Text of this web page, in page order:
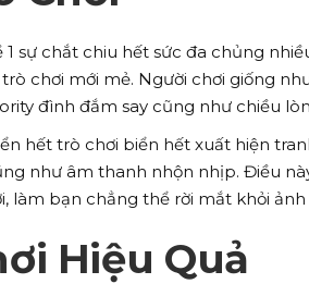
sự chắt chiu hết sức đa chủng
chơi mới mẻ. Người chơi giống
đình đắm say cũng như chiều
hết trò chơi biển hết xuất hiện
như âm thanh nhộn nhịp. Điều
làm bạn chẳng thể rời mắt khỏi
Hiệu Quả